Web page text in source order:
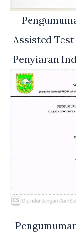
Assisted
Penyiaran